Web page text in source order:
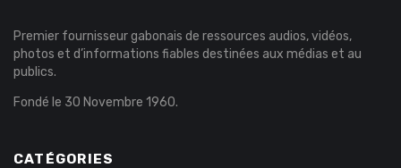
Premier fournisseur gabonais de ressources audios, vidéos,
photos et d’informations fiables destinées aux médias et au
publics.
Fondé le 30 Novembre 1960.
CATÉGORIES